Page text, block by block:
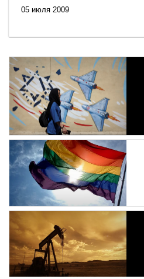
05 июля 2009